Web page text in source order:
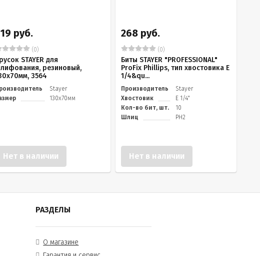
руб.
(0)
STAYER для
резиновый,
3564
Stayer
130х70мм
Нет в наличии
268 руб.
(0)
Биты STAYER "PROFESSIONAL"
ProFix Phillips, тип хвостовика E
1/4&qu...
Производитель
Stayer
Хвостовик
E 1/4"
Кол-во бит, шт.
10
Шлиц
PH2
Нет в наличии
РАЗДЕЛЫ
О магазине